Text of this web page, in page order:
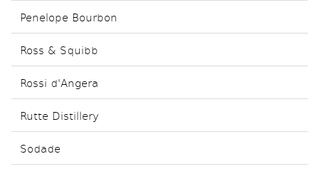
Penelope Bourbon
Ross & Squibb
Rossi d'Angera
Rutte Distillery
Sodade